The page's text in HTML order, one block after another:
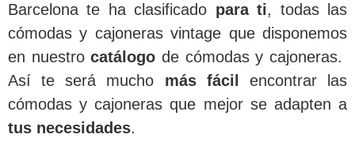
Barcelona te ha clasificado para ti, todas las
cómodas y cajoneras vintage que disponemos
en nuestrocatálogo de cómodas y cajoneras.
Así te será mucho más fácil
encontrar las
cómodas y cajoneras que mejor se adapten a
tus necesidades.